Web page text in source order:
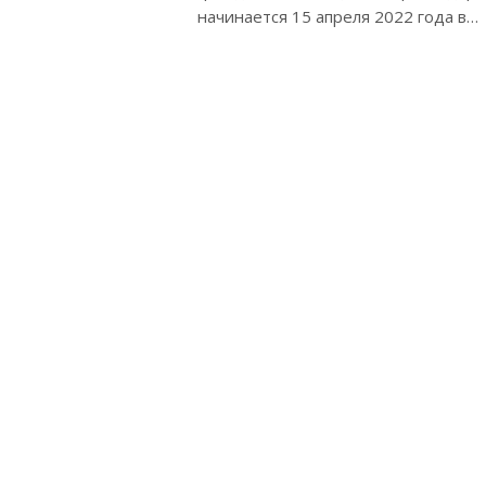
начинается 15 апреля 2022 года в…